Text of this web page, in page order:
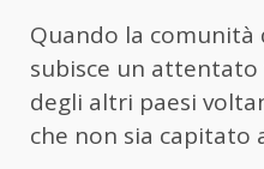
Quando la
subisce un
degli altri paesi
che non sia capitato